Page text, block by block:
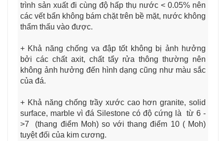
trình sản xuất đi cùng độ hấp thụ nước < 0.05% nên
các vết bẩn không bám chặt trên bề mặt, nước không
thẩm thấu vào được.
+ Khả năng chống va đập tốt không bị ảnh hưởng
bởi các chất axit, chất tẩy rửa thông thường nên
không ảnh hưởng đến hình dạng cũng như màu sắc
của đá.
+ Khả năng chống trầy xước cao hơn granite, solid
surface, marble vì đá Silestone có độ cứng là từ 6 -
>7 (thang điểm Moh) so với thang điểm 10 ( Moh)
tuyệt đối của kim cương.